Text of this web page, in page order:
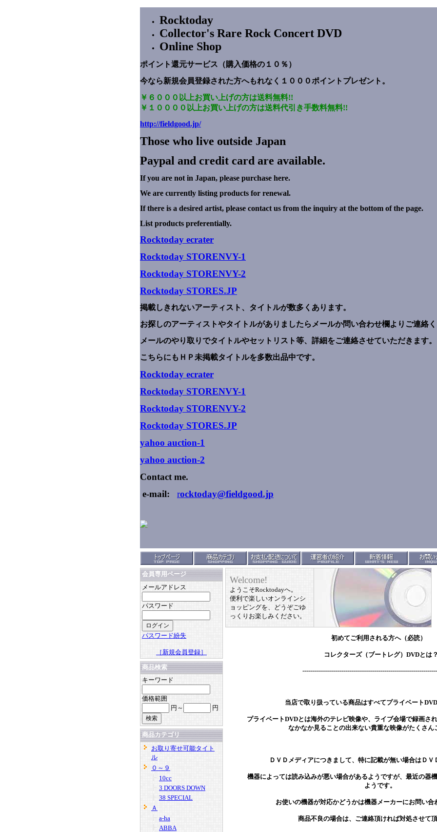
Rocktoday
Collector's Rare Rock Concert DVD
Online Shop
ポイント還元サービス（購入価格の１０％）
今なら新規会員登録された方へもれなく１０００ポイントプレゼント 。
￥６０００以上お買い上げの方は送料無料!!
￥１００００以上お買い上げの方は送料代引き手数料無料!!
http://fieldgood.jp/
Those who live outside Japan
Paypal and credit card are available.
If you are not in Japan, please purchase here.
We are currently listing products for renewal.
If there is a desired artist, please contact us from the inquiry at the bottom of the page.
List products preferentially.
Rocktoday ecrater
Rocktoday STORENVY-1
Rocktoday STORENVY-2
Rocktoday STORES.JP
掲載しきれないアーティスト、タイトルが数多くあります。
お探しのアーティストやタイトルがありましたらメールか問い合わせ欄よりご連絡
メールのやり取りでタイトルやセットリスト等、詳細をご連絡させていただきます。
こちらにもＨＰ未掲載タイトルを多数出品中です。
Rocktoday ecrater
Rocktoday STORENVY-1
Rocktoday STORENVY-2
Rocktoday STORES.JP
yahoo auction-1
yahoo auction-2
Contact me.
e-mail:
rocktoday@fieldgood.jp
会員専用ページ
メールアドレス
パスワード
パスワード紛失
［新規会員登録］
商品検索
キーワード
価格範囲
円～
円
商品カテゴリ
お取り寄せ可能タイト
ル
０～９
10cc
3 DOORS DOWN
38 SPECIAL
Ａ
a-ha
ABBA
Welcome!
ようこそRocktodayへ。
便利で楽しいオンラインシ
ョッピングを、どうぞごゆ
っくりお楽しみください。
初めてご利用される方へ（必読）
コレクターズ（ブートレグ）DVDとは
当店で取り扱っている商品はすべてプライベート
プライベートDVDとは海外のテレビ映像や、ライブ会場で録画さ
なかなか見ることの出来ない貴重な映像がたくさん
ＤＶＤメディアにつきまして、特に記載が無い場合はＤＶ
機器によっては読み込みが悪い場合があるようですが、最近の器
ようです。
お使いの機器が対応かどうかは機器メーカーにお問い合
商品不良の場合は、ご連絡頂ければ対処させて